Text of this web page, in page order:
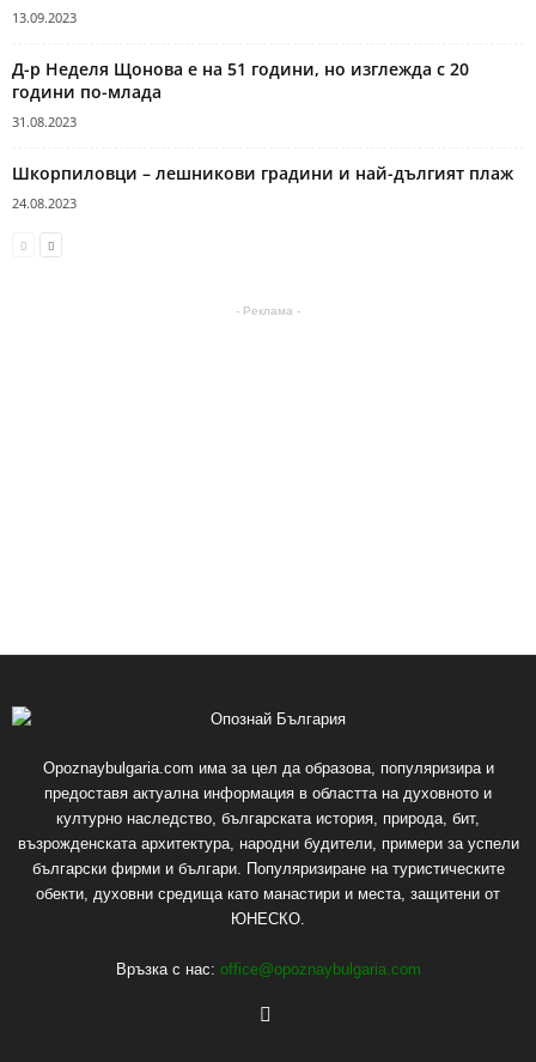
13.09.2023
Д-р Неделя Щонова е на 51 години, но изглежда с 20
години по-млада
31.08.2023
Шкорпиловци – лешникови градини и най-дългият плаж
24.08.2023
- Реклама -
Opoznaybulgaria.com има за цел да образова, популяризира и
предоставя актуална информация в областта на духовното и
културно наследство, българската история, природа, бит,
възрожденската архитектура, народни будители, примери за успели
български фирми и българи. Популяризиране на туристическите
обекти, духовни средища като манастири и места, защитени от
ЮНЕСКО.
Връзка с нас: office@opoznaybulgaria.com